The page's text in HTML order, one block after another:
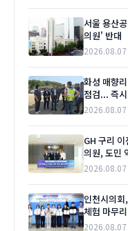
서울 용산
의원' 반대
2026.08.07
화성 매향
점검... 즉
2026.08.07
GH 구리
의원, 도민
2026.08.07
인천시의
체험 마무리
2026.08.07